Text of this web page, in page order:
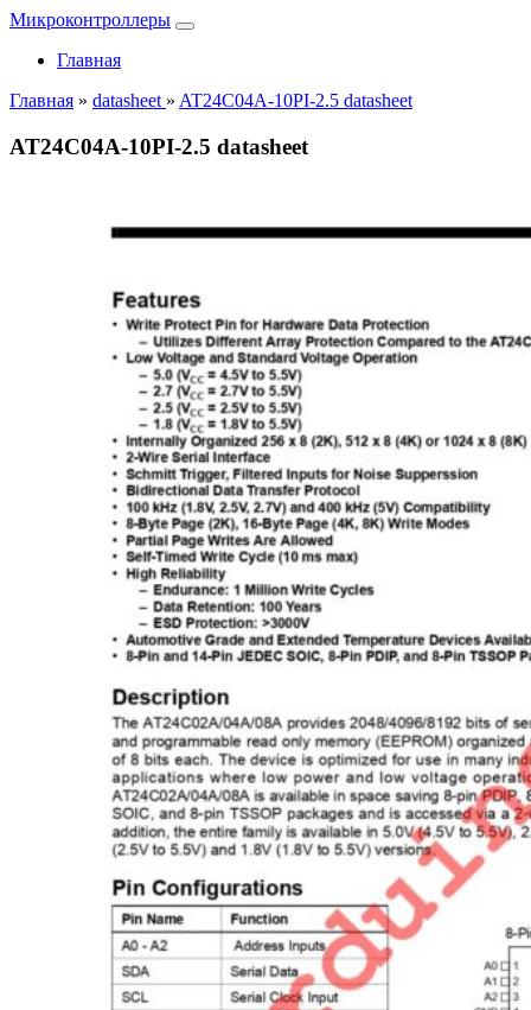
Микроконтроллеры
Главная
Главная » datasheet » AT24C04A-10PI-2.5 datasheet
AT24C04A-10PI-2.5 datasheet